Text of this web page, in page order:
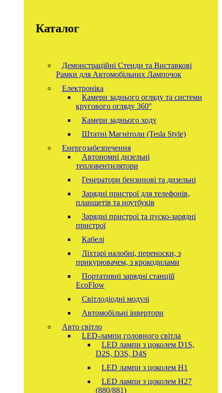
Каталог
Демонстраційні Стенди та Виставкові
Рамки для Автомобільних Лампочок
Електроніка
Камери заднього огляду та системи
кругового огляду 360°
Камери заднього ходу
Штатні Магнітоли (Tesla Style)
Енергозабезпечення
Автономні дизельні
тепловентилятори
Генератори бензинові та дизельні
Зарядні пристрої для телефонів,
планшетів та ноутбуків
Зарядні пристрої та пуско-зарядні
пристрої
Кабелі
Ліхтарі налобні, переноски, з
прикурювачем, з крокодилами
Портативні зарядні станціїї
EcoFlow
Світлодіодні модулі
Автомобільні інвертори
Авто світло
LED-лампи головного світла
LED лампи з цоколем D1S,
D2S, D3S, D4S
LED лампи з цоколем H1
LED лампи з цоколем H27
(880/881)